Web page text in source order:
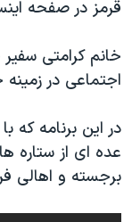
صفحه‌های ویژه
سفر پرزیدنت
قرمز در صفحه
خانم کرامتی
اجتماعی در
در این برنامه که
عده ای از ستاره
برجسته و اهالی